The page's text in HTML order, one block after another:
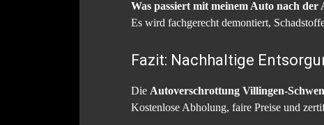
Was passiert mit meinem Auto nach der
Es wird fachgerecht demontiert,
Fazit: Nachhaltige
Die Autoverschrottung Villingen-
Kostenlose Abholung, faire Preise und